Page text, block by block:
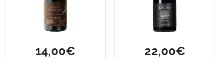
14,00€ 22,00€